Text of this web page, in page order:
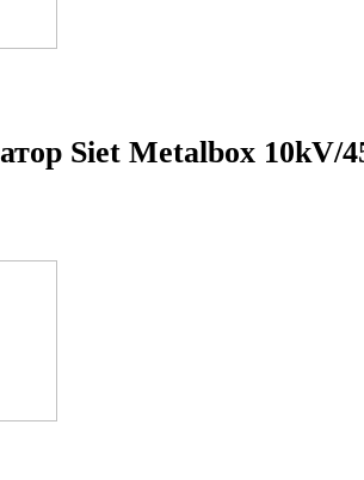
Siet Metalbox 10kV/